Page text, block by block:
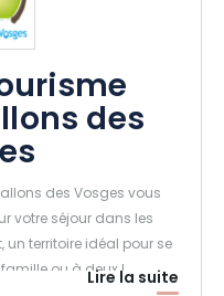
des
des Vosges vous
votre séjour dans les
un territoire idéal pour se
ou à deux !Lire la suite